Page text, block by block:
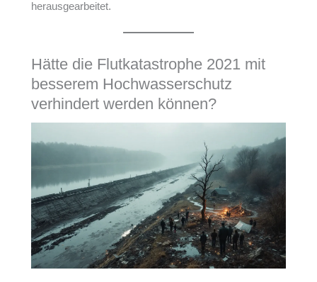
herausgearbeitet.
Hätte die Flutkatastrophe 2021 mit
besserem Hochwasserschutz
verhindert werden können?